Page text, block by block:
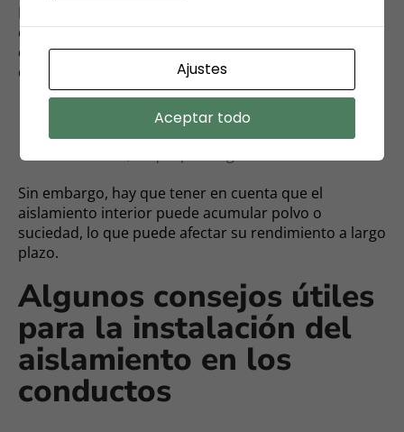
El aislamiento interior se utiliza principalmente
cuando se busca una mayor absorción acústica, ya
que el material está en contacto directo con el flujo
de aire. Algunas de sus ventajas son:
Absorbe mejor el ruido.
El aislamiento está menos expuesto a daños
Sin embargo, hay que tener en cuenta que el
aislamiento interior puede acumular polvo o
suciedad, lo que puede afectar su rendimiento a largo
plazo.
Algunos consejos útiles
para la instalación del
aislamiento en los
conductos
Ajustes
Aceptar todo